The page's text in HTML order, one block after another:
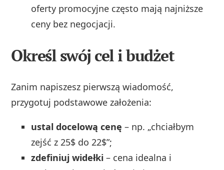
oferty promocyjne często mają najniższe
ceny bez negocjacji.
Określ swój cel i budżet
Zanim napiszesz pierwszą wiadomość,
przygotuj podstawowe założenia:
ustal docelową cenę – np. „chciałbym
zejść z 25$ do 22$”;
zdefiniuj widełki – cena idealna i